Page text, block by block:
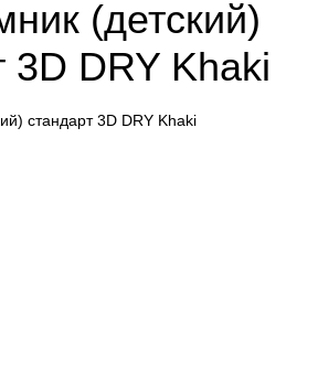
(детский)
3D DRY Khaki